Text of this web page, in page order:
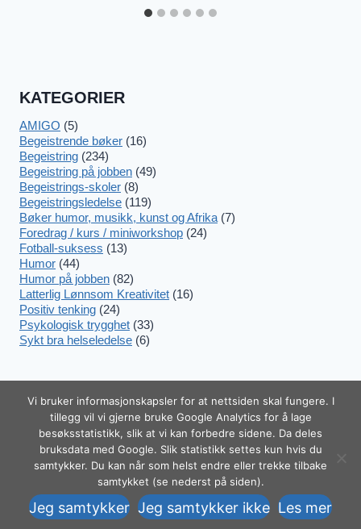
KATEGORIER
AMIGO (5)
Begeistrende bøker (16)
Begeistring (234)
Begeistring på jobben (49)
Begeistrings-skoler (8)
Begeistringsledelse (119)
Bøker humor, musikk, kunst og Afrika (7)
Foredrag / kurs / miniworkshop (24)
Fotball-suksess (13)
Humor (44)
Humor på jobben (82)
Latterlig Lønnsom Kreativitet (16)
Positiv tenking (24)
Psykologisk trygghet (33)
Sykt bra helseledelse (6)
Trekk
tilbake
© 2026 Begeistring.no! – Melhus
Communication as Org.nr 988 399 019 –
Tel. +47 920 555 88
Vi bruker informasjonskapsler for at nettsiden skal fungere. I
tillegg vil vi gjerne bruke Google Analytics for å lage
besøksstatistikk, slik at vi kan forbedre sidene. Da deles
bruksdata med Google. Slik statistikk settes kun hvis du
samtykker. Du kan når som helst endre eller trekke tilbake
samtykket (se nederst på siden).
Jeg samtykker Jeg samtykker ikke Les mer